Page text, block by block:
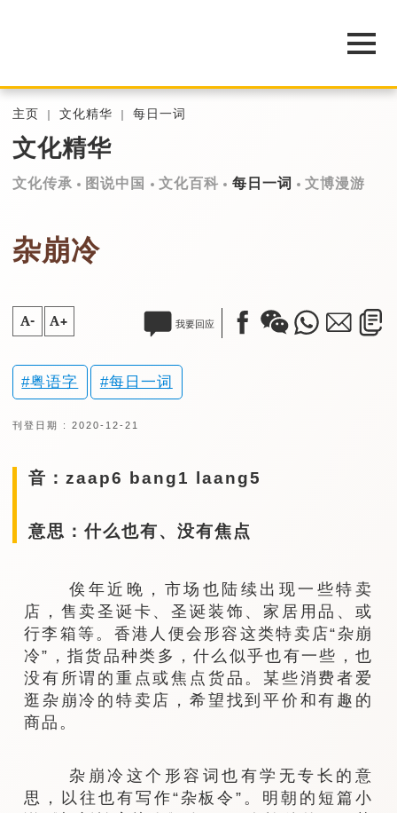
主页 文化精华 每日一词
文化精华
文化传承 图说中国 文化百科 每日一词 文博漫游
杂崩冷
A- A+ 我要回应
粤语字 每日一词
刊登日期 : 2020-12-21
音：zaap6 bang1 laang5
意思：什么也有、没有焦点
俟年近晚，市场也陆续出现一些特卖
店，售卖圣诞卡、圣诞装饰、家居用品、或
行李箱等。香港人便会形容这类特卖店“杂崩
冷”，指货品种类多，什么似乎也有一些，也
没有所谓的重点或焦点货品。某些消费者爱
逛杂崩冷的特卖店，希望找到平价和有趣的
商品。
杂崩冷这个形容词也有学无专长的意
思，以往也有写作“杂板令”。明朝的短篇小